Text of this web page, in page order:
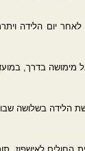
לאחר יום הלידה
מימושה בדרך,
הלידה בשלושה